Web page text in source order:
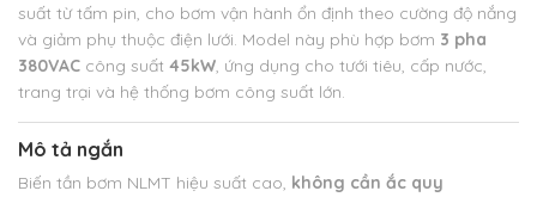
suất từ tấm pin, cho bơm vận hành ổn định theo cường độ nắng
và giảm phụ thuộc điện lưới. Model này phù hợp bơm 3 pha
380VAC công suất 45kW, ứng dụng cho tưới tiêu, cấp nước,
trang trại và hệ thống bơm công suất lớn.
Mô tả ngắn
Biến tần bơm NLMT hiệu suất cao, không cần ắc quy